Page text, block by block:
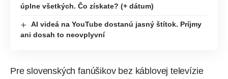
úplne všetkých. Čo získate? (+ dátum)
AI videá na YouTube dostanú jasný štítok. Príjmy
ani dosah to neovplyvní
Pre slovenských fanúšikov bez káblovej televízie